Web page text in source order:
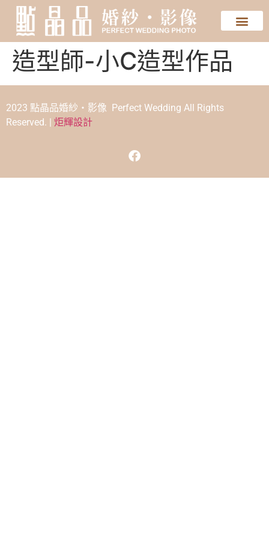
造型師-小C造型作品
2023 點晶品婚紗‧影像 Perfect Wedding All Rights
Reserved. | 炬輝設計